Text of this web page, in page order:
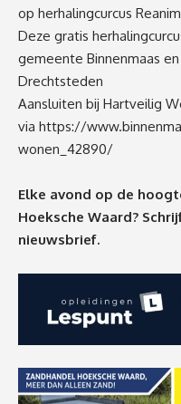
op herhalingcurcus
Deze gratis
gemeente Binnenmaas
Drechtsteden
Aansluiten bij Hartveilig
via https://
wonen_42890/
Elke avond op de
Hoeksche Waard?
nieuwsbrief.